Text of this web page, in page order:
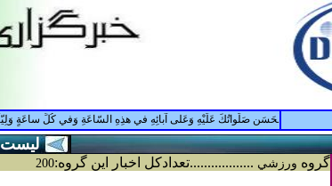
بْنِ الْحَسَنِ صَلَواتُكَ عَلَيْهِ وَعَلى آبائِهِ في هذِهِ السّاعَةِ وَفي كُلِّ ساعَةٍ وَلِيّاً
ليست
گروه ورزشي ..................تعدادكل اخبار اين گروه:200